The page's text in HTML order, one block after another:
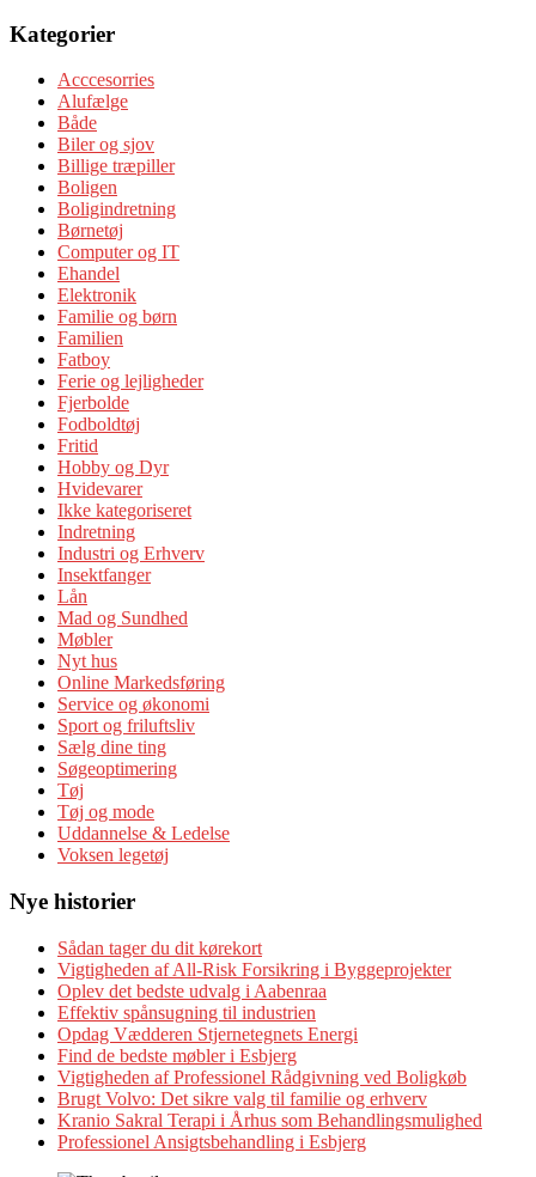
Kategorier
Acccesorries
Alufælge
Både
Biler og sjov
Billige træpiller
Boligen
Boligindretning
Børnetøj
Computer og IT
Ehandel
Elektronik
Familie og børn
Familien
Fatboy
Ferie og lejligheder
Fjerbolde
Fodboldtøj
Fritid
Hobby og Dyr
Hvidevarer
Ikke kategoriseret
Indretning
Industri og Erhverv
Insektfanger
Lån
Mad og Sundhed
Møbler
Nyt hus
Online Markedsføring
Service og økonomi
Sport og friluftsliv
Sælg dine ting
Søgeoptimering
Tøj
Tøj og mode
Uddannelse & Ledelse
Voksen legetøj
Nye historier
Sådan tager du dit kørekort
Vigtigheden af All-Risk Forsikring i Byggeprojekter
Oplev det bedste udvalg i Aabenraa
Effektiv spånsugning til industrien
Opdag Vædderen Stjernetegnets Energi
Find de bedste møbler i Esbjerg
Vigtigheden af Professionel Rådgivning ved Boligkøb
Brugt Volvo: Det sikre valg til familie og erhverv
Kranio Sakral Terapi i Århus som Behandlingsmulighed
Professionel Ansigtsbehandling i Esbjerg